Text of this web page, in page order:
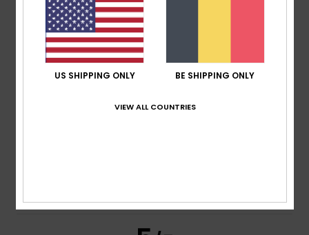
5
US SHIPPING ONLY BE SHIPPING ONLY
VIEW ALL COUNTRIES